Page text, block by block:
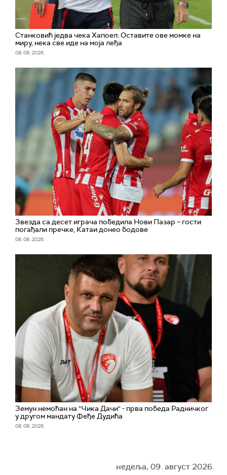
Станковић једва чека Хапоел: Оставите ове момке на
миру, нека све иде на моја леђа
08. 08. 2026.
Звезда са десет играча победила Нови Пазар – гости
погађали пречке, Катаи донео бодове
08. 08. 2026.
Земун немоћан на "Чика Дачи" - прва победа Радничког
у другом мандату Феђе Дудића
08. 08. 2026.
недеља, 09. август 2026.